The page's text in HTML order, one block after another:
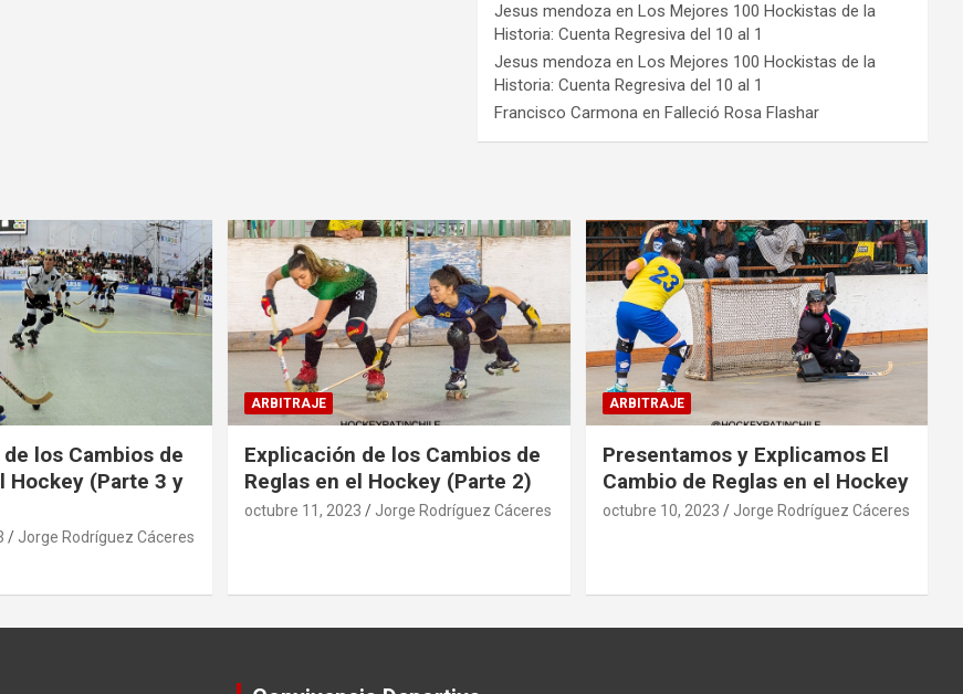
Jesus mendoza enLos Mejores 100 Hockistas de la
Historia: Cuenta Regresiva del 10 al 1
Jesus mendoza enLos Mejores 100 Hockistas de la
Historia: Cuenta Regresiva del 10 al 1
Francisco Carmona enFalleció Rosa Flashar
los Cambios de
Hockey (Parte 3 y
Jorge Rodríguez Cáceres
ARBITRAJE
Explicación de los Cambios de
Reglas en el Hockey (Parte 2)
octubre 11, 2023 Jorge Rodríguez Cáceres
ARBITRAJE
Presentamos y Explicamos El
Cambio de Reglas en el Hockey
octubre 10, 2023 Jorge Rodríguez Cáceres